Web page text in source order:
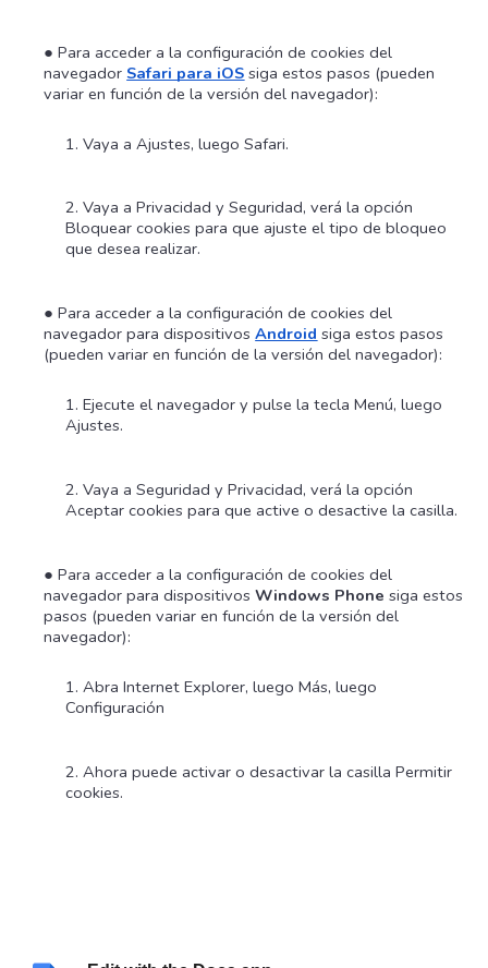
Para acceder a la configuración de cookies del
navegadorSafari para iOS siga estos pasos (pueden
variar en función de la versión del navegador):
Vaya a Ajustes, luego Safari.
Vaya a Privacidad y Seguridad, verá la opción
Bloquear cookies para que ajuste el tipo de bloqueo
que desea realizar.
Para acceder a la configuración de cookies del
navegador para dispositivosAndroid siga estos pasos
(pueden variar en función de la versión del navegador):
Ejecute el navegador y pulse la tecla Menú, luego
Ajustes.
Vaya a Seguridad y Privacidad, verá la opción
Aceptar cookies para que active o desactive la casilla.
Para acceder a la configuración de cookies del
navegador para dispositivosWindows Phone siga estos
pasos (pueden variar en función de la versión del
navegador):
Abra Internet Explorer, luego Más, luego
Configuración
Ahora puede activar o desactivar la casilla Permitir
cookies.